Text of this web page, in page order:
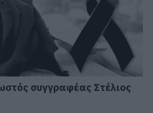
συγγραφέας Στέλιος